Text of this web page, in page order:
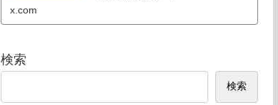
x.com
検索
検索